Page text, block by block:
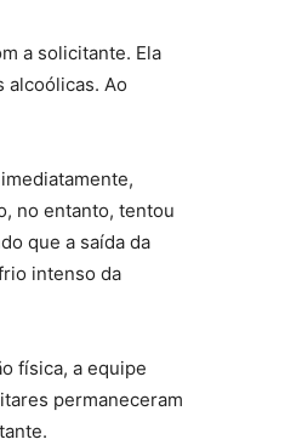
a solicitante. Ela
alcoólicas. Ao
no entanto, tentou
que a saída da
intenso da
física, a equipe
permaneceram